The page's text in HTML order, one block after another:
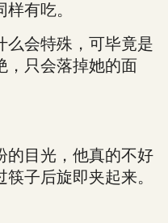
有吃。
会特殊，可毕竟是
，只会落掉她的面
目光，他真的不好
子后旋即夹起来。